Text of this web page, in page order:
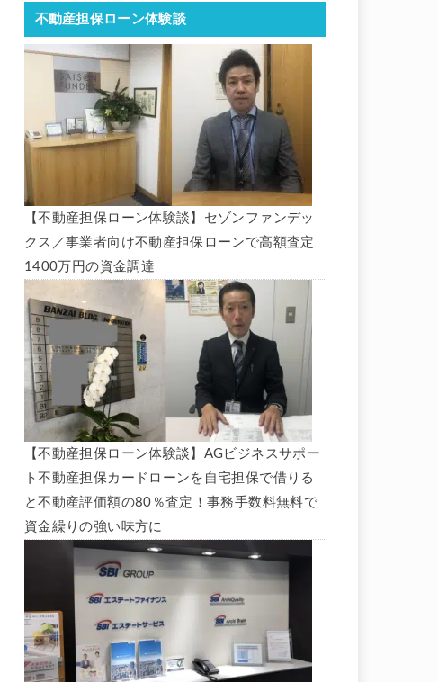
不動産担保ローン体験談
【不動産担保ローン体験談】セゾンファンデッ
クス／事業者向け不動産担保ローンで高額査定
1400万円の資金調達
【不動産担保ローン体験談】AGビジネスサポー
ト不動産担保カードローンを自宅担保で借りる
と不動産評価額の80％査定！事務手数料無料で
資金繰りの強い味方に